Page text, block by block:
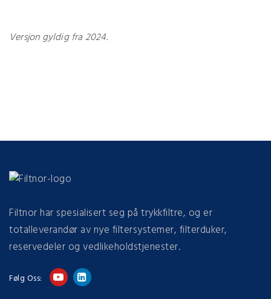
Versjon gyldig fra 2024.
Filtnor har spesialisert seg på trykkfiltre, og er
totalleverandør av nye filtersystemer, filterduker,
reservedeler og vedlikeholdstjenester.
Følg Oss: